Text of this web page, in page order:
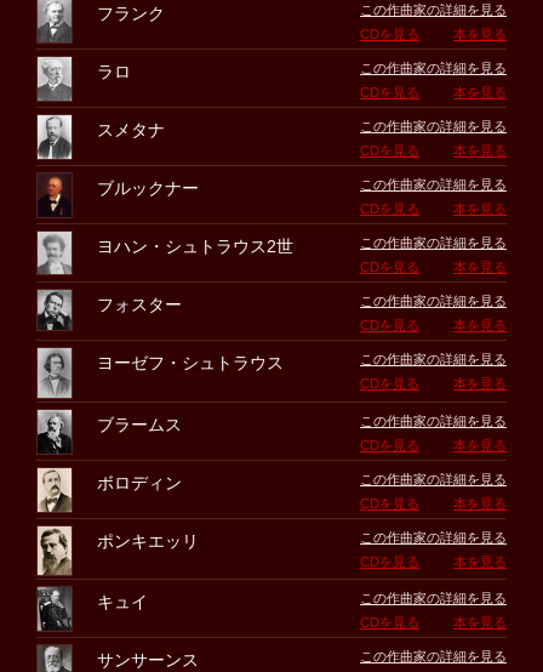
フランク
この作曲家の詳細を見る
CDを見る
本を見る
ラロ
この作曲家の詳細を見る
CDを見る
本を見る
スメタナ
この作曲家の詳細を見る
CDを見る
本を見る
ブルックナー
この作曲家の詳細を見る
CDを見る
本を見る
ヨハン・シュトラウス2世
この作曲家の詳細を見る
CDを見る
本を見る
フォスター
この作曲家の詳細を見る
CDを見る
本を見る
ヨーゼフ・シュトラウス
この作曲家の詳細を見る
CDを見る
本を見る
ブラームス
この作曲家の詳細を見る
CDを見る
本を見る
ボロディン
この作曲家の詳細を見る
CDを見る
本を見る
ポンキエッリ
この作曲家の詳細を見る
CDを見る
本を見る
キュイ
この作曲家の詳細を見る
CDを見る
本を見る
サンサーンス
この作曲家の詳細を見る